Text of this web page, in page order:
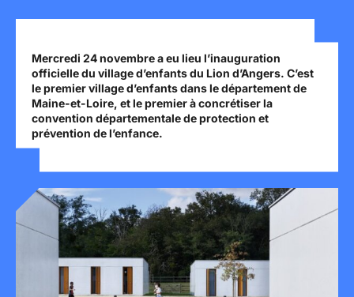
Agissez à nos côtés
Actualités
Rejoignez-nous
Mercredi 24 novembre a eu lieu l’inauguration
officielle du village d’enfants du Lion d’Angers. C’est
le premier village d’enfants dans le département de
Maine-et-Loire, et le premier à concrétiser la
convention départementale de protection et
prévention de l’enfance.